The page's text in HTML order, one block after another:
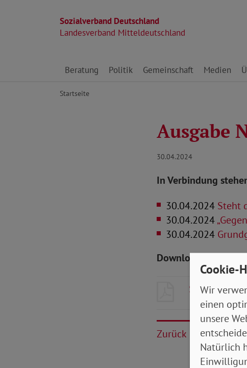
Sozialverband Deutschland
Landesverband Mitteldeutschland
Direkt zu den Inhalten springen
Beratung Politik Gemeinschaft Medien
Startseite
Ausgabe
30.04.2024
In Verbindung
30.04.2024 Steht
30.04.2024
30.04.2024
Downloads zum
SoVD-
Zurück
Cookie-
Wir
einen
unsere
Natürlich